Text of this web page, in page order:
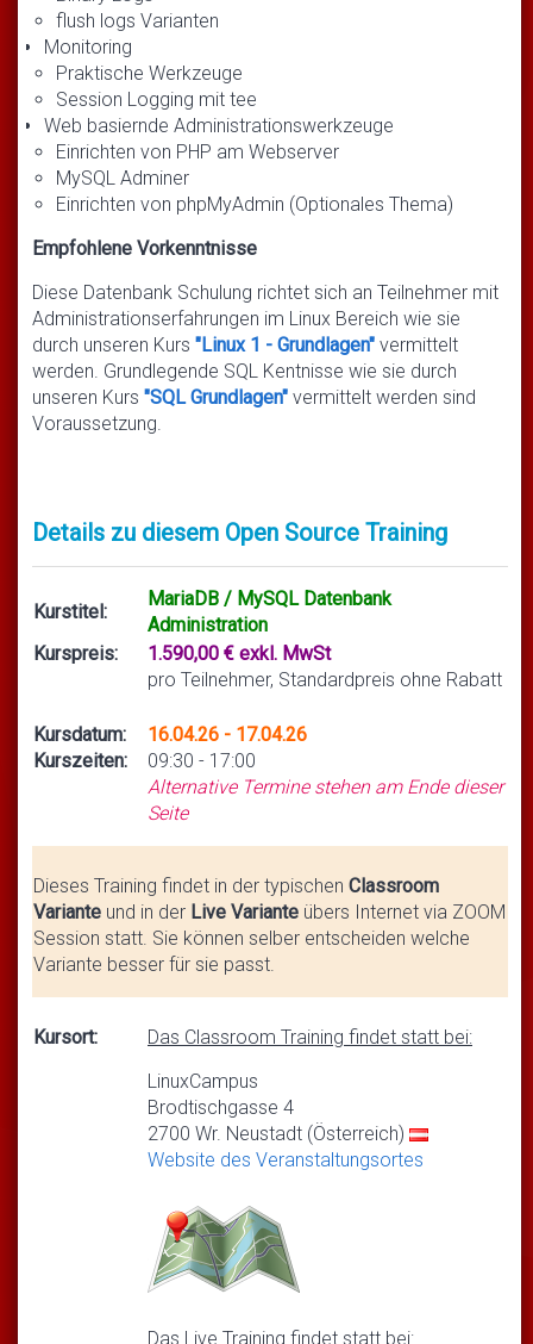
flush logs Varianten
Monitoring
Praktische Werkzeuge
Session Logging mit tee
Web basiernde Administrationswerkzeuge
Einrichten von PHP am Webserver
MySQL Adminer
Einrichten von phpMyAdmin (Optionales Thema)
Empfohlene Vorkenntnisse
Diese Datenbank Schulung richtet sich an Teilnehmer mit
Administrationserfahrungen im Linux Bereich wie sie
durch unseren Kurs "Linux 1 - Grundlagen" vermittelt
werden. Grundlegende SQL Kentnisse wie sie durch
unseren Kurs "SQL Grundlagen" vermittelt werden sind
Voraussetzung.
Details zu diesem Open Source Training
Kurstitel:
MariaDB / MySQL Datenbank
Administration
Kurspreis:
1.590,00 € exkl. MwSt
pro Teilnehmer, Standardpreis ohne Rabatt
Kursdatum:
Kurszeiten:
16.04.26 - 17.04.26
09:30 - 17:00
Alternative Termine stehen am Ende dieser
Seite
Dieses Training findet in der typischen Classroom
Variante und in der Live Variante übers Internet via ZOOM
Session statt. Sie können selber entscheiden welche
Variante besser für sie passt.
Kursort:
Das Classroom Training findet statt bei:
LinuxCampus
Brodtischgasse 4
2700 Wr. Neustadt (Österreich)
Website des Veranstaltungsortes
Das Live Training findet statt bei: